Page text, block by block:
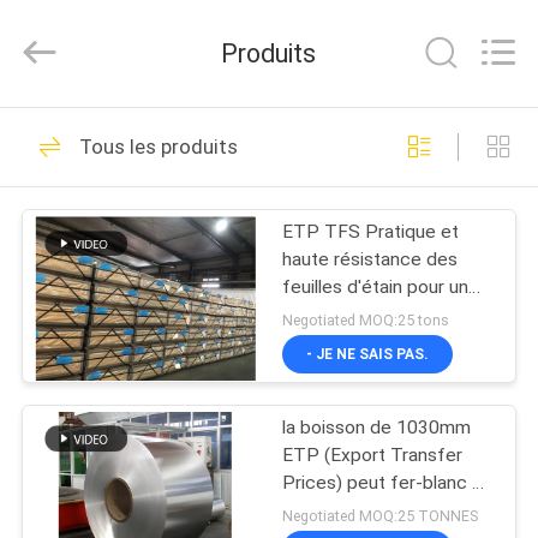
MAISON
PRODUITS
VIDÉOS
AU
SUJET
NOUS
PACKAGING
MATERIALS
Rights
Tin Plate
électrolytique
236
Feuilles de fer-blanc
114
Produits
Tous les produits
ETP TFS Pratique et
haute résistance des
feuilles d'étain pour un
transport et un stockage
faciles
Negotiated MOQ:25 tons
- JE NE SAIS PAS.
la boisson de 1030mm
ETP (Export Transfer
Prices) peut fer-blanc de
lustre de rouille-
Negotiated MOQ:25 TONNES